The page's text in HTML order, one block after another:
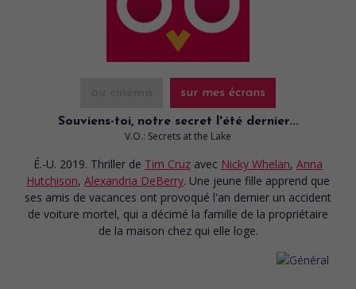
sur mes écrans
Souviens-toi, notre secret l'été dernier...
V.O.: Secrets at the Lake
É.-U. 2019. Thriller de Tim Cruz avec Nicky Whelan, Anna
Hutchison, Alexandria DeBerry. Une jeune fille apprend que
ses amis de vacances ont provoqué l'an dernier un accident
de voiture mortel, qui a décimé la famille de la propriétaire
de la maison chez qui elle loge.